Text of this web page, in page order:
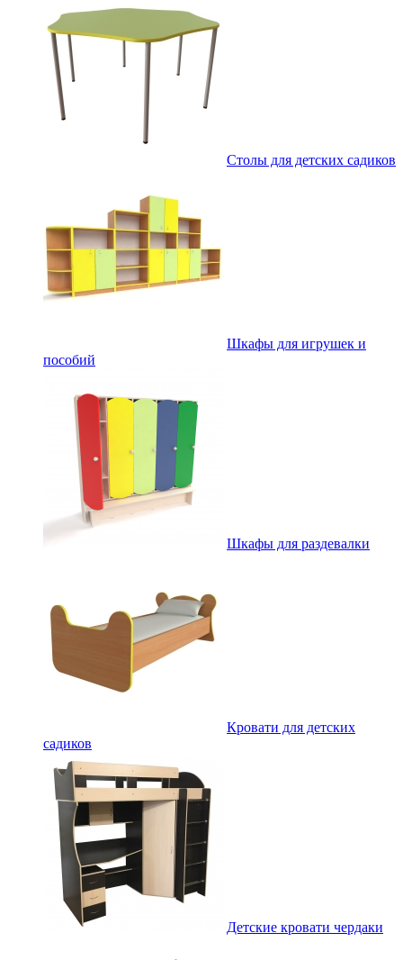
Столы для детских садиков
Шкафы для игрушек и
пособий
Шкафы для раздевалки
Кровати для детских
садиков
Детские кровати чердаки